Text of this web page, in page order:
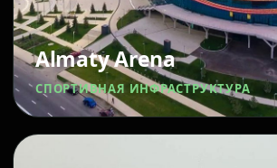
Almaty Arena
СПОРТИВНАЯ ИНФРАСТРУКТУРА